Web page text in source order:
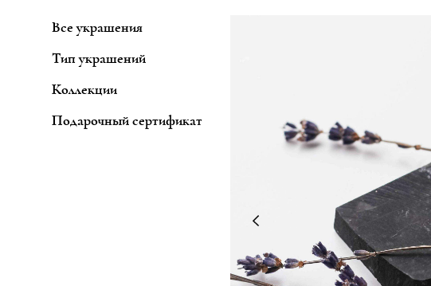
Все украшения
Тип украшений
Коллекции
Подарочный сертификат